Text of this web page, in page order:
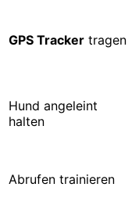
GPS Tracker tragen
Hund angeleint
halten
Abrufen trainieren